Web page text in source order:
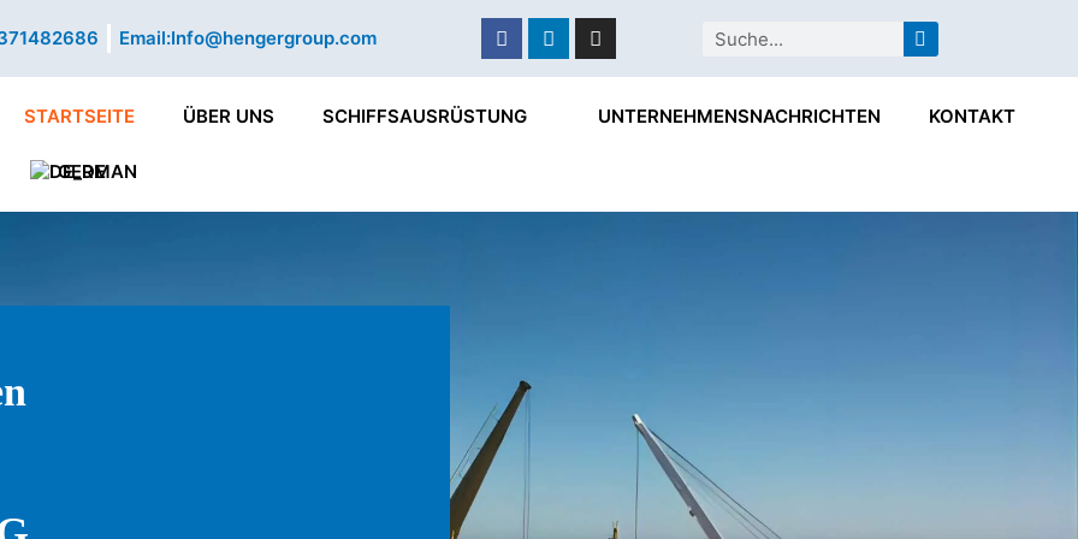
Email:Info@hengergroup.com Facebook
LinkedinInstagram Suche
STARTSEITE ÜBER UNS SCHIFFSAUSRÜSTUNG UNTERNEHMENSNACHRICHTEN KONTAKT
GERMAN